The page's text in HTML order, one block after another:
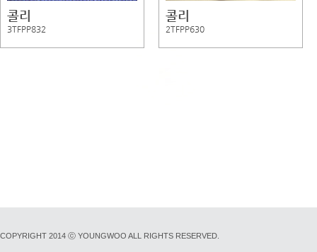
콜리
3TFPP832
콜리
2TFPP630
COPYRIGHT 2014 ⓒ YOUNGWOO ALL RIGHTS RESERVED.